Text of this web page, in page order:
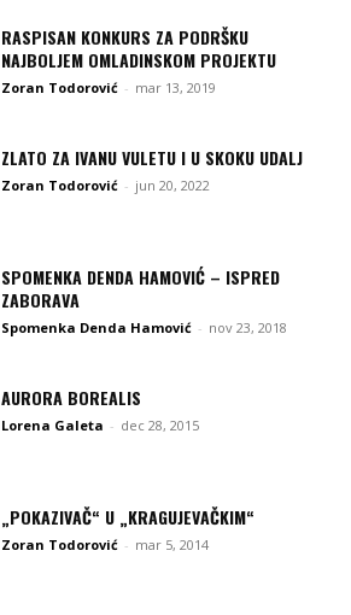
RASPISAN KONKURS ZA PODRŠKU
NAJBOLJEM OMLADINSKOM PROJEKTU
Zoran Todorović - mar 13, 2019
ZLATO ZA IVANU VULETU I U SKOKU UDALJ
Zoran Todorović - jun 20, 2022
SPOMENKA DENDA HAMOVIĆ – ISPRED
ZABORAVA
Spomenka Denda Hamović - nov 23, 2018
AURORA BOREALIS
Lorena Galeta - dec 28, 2015
„POKAZIVAČ“ U „KRAGUJEVAČKIM“
Zoran Todorović - mar 5, 2014